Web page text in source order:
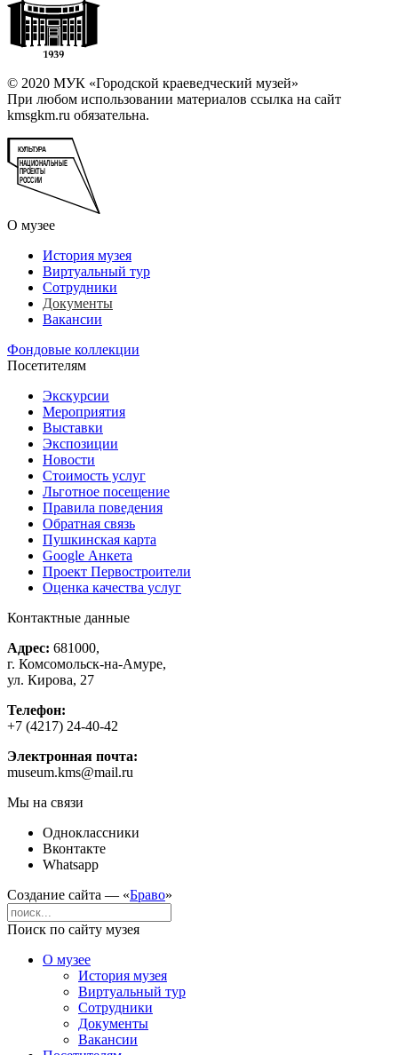
© 2020 МУК «Городской краеведческий музей»
При любом использовании материалов ссылка на сайт
kmsgkm.ru обязательна.
О музее
История музея
Виртуальный тур
Сотрудники
Документы
Вакансии
Фондовые коллекции
Посетителям
Экскурсии
Мероприятия
Выставки
Экспозиции
Новости
Стоимость услуг
Льготное посещение
Правила поведения
Обратная связь
Пушкинская карта
Google Анкета
Проект Первостроители
Оценка качества услуг
Контактные данные
Адрес: 681000,
г. Комсомольск-на-Амуре,
ул. Кирова, 27
Телефон:
+7 (4217) 24-40-42
Электронная почта:
museum.kms@mail.ru
Мы на связи
Одноклассники
Вконтакте
Whatsapp
Создание сайта — «Браво»
Поиск по сайту музея
О музее
История музея
Виртуальный тур
Сотрудники
Документы
Вакансии